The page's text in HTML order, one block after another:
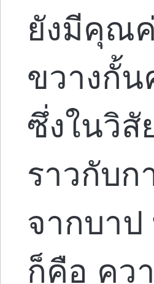
ยังมีคุณ
ขวางกั้
ซึ่งในวิ
ราวกับ
จากบาป
ก็คือ คว